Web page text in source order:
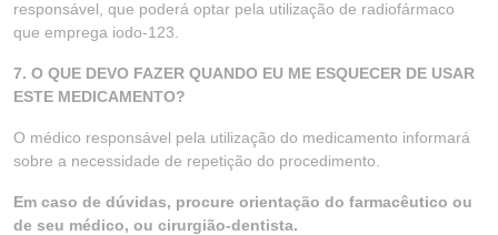
responsável, que poderá optar pela utilização de radiofármaco
que emprega iodo-123.
7. O QUE DEVO FAZER QUANDO EU ME ESQUECER DE USAR
ESTE MEDICAMENTO?
O médico responsável pela utilização do medicamento informará
sobre a necessidade de repetição do procedimento.
Em caso de dúvidas, procure orientação do farmacêutico ou
de seu médico, ou cirurgião-dentista.